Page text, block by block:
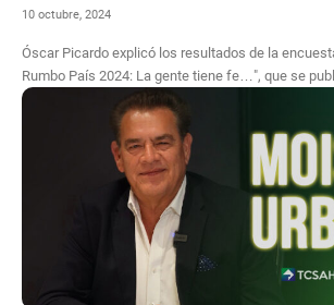
10 octubre, 2024
Óscar Picardo explicó los resultados de la
Rumbo País 2024: La gente tiene fe…", que se